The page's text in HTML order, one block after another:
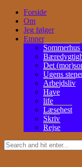
Forside
Om
Jeg følger
Emner
Sommerhus
Det
Ugens
Arbejdsliv
Have
life
Læsehest
Skriv
Rejse